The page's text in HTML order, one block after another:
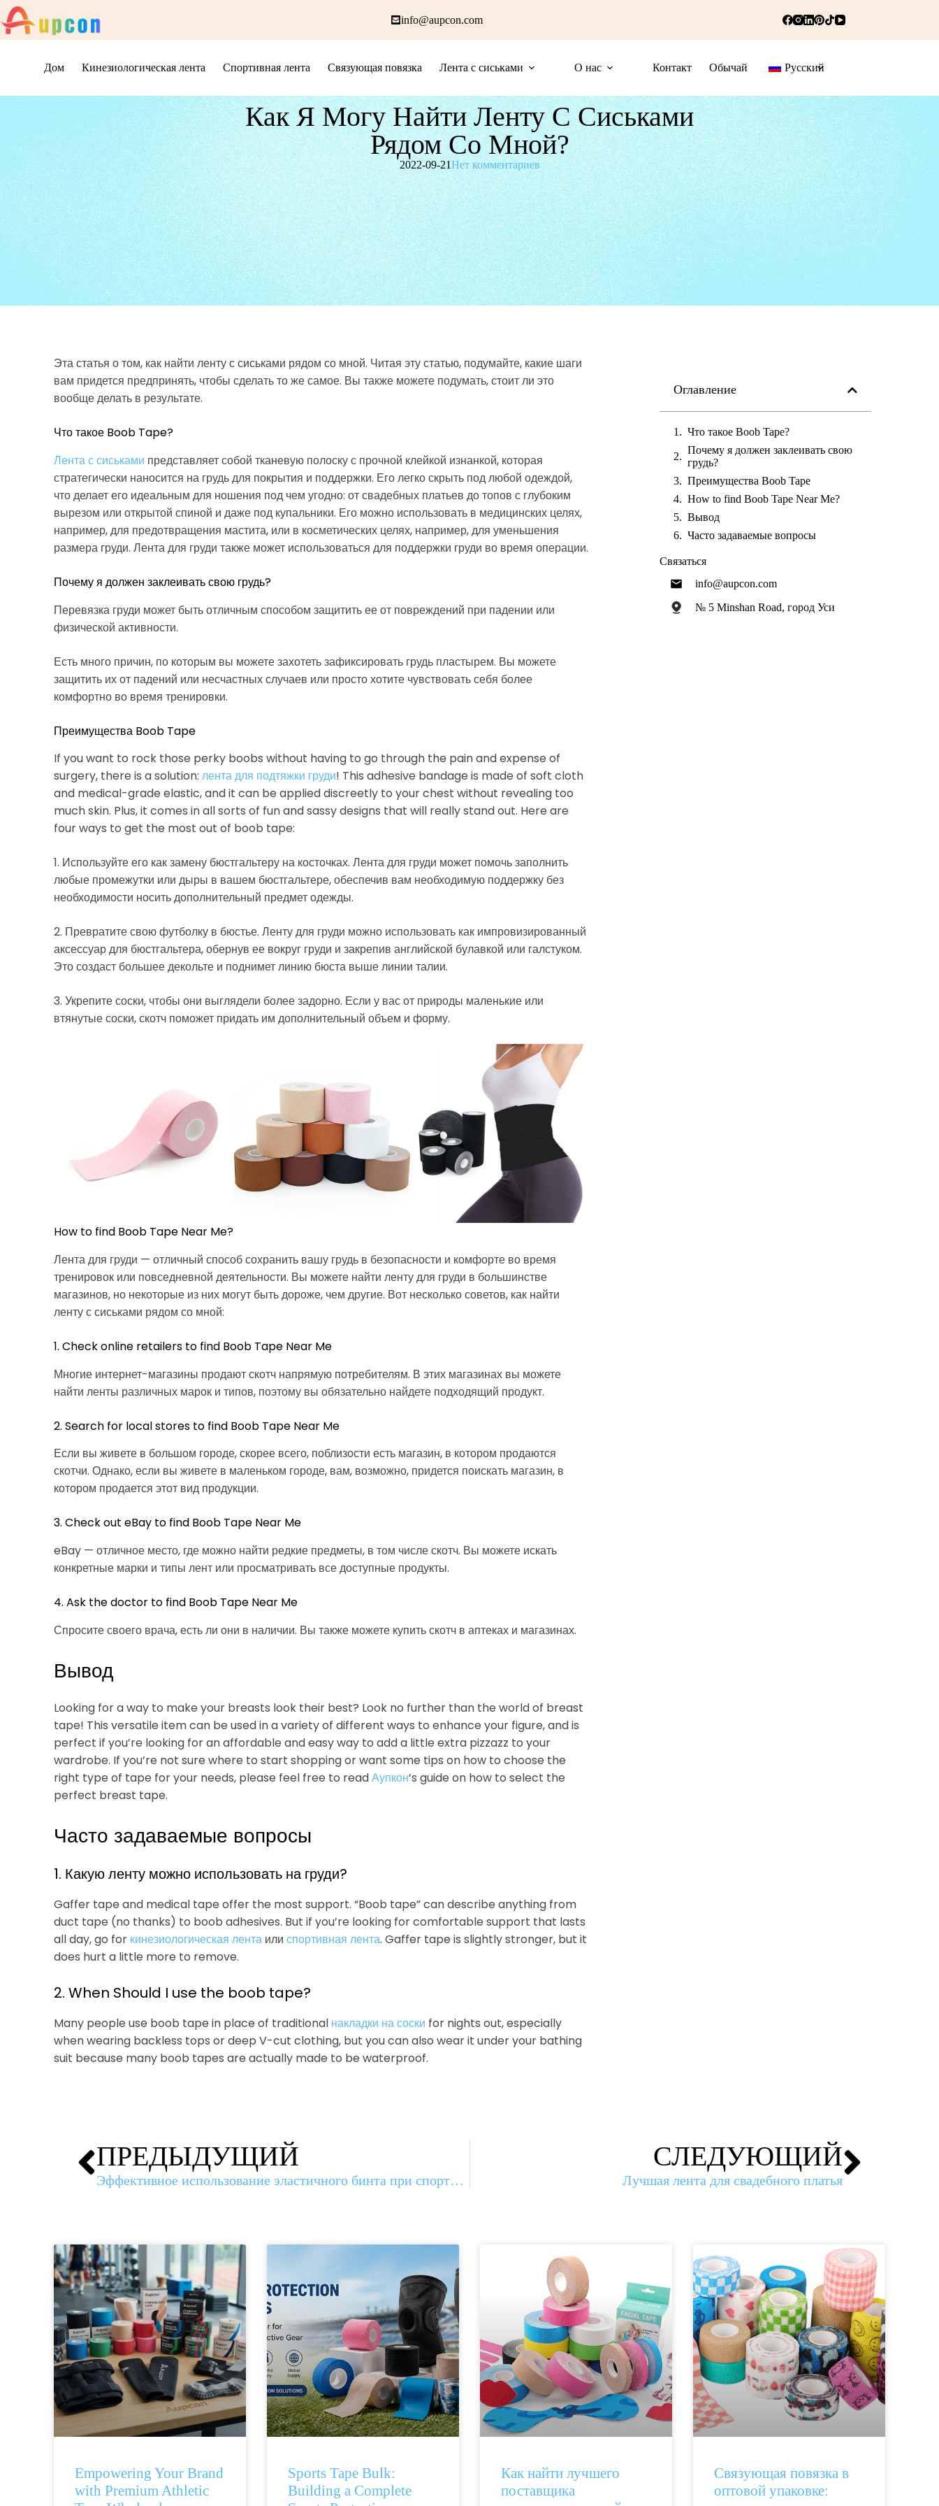
info@aupcon.com
Дом Кинезиологическая лента Спортивная лента Связующая повязка Лента с сиськами О нас Контакт Обычай Русский
Как Я Могу Найти Ленту С Сиськами
Рядом Со Мной?
2022-09-21Нет комментариев
Эта статья о том, как найти ленту с сиськами рядом со мной. Читая эту статью, подумайте, какие шаги
вам придется предпринять, чтобы сделать то же самое. Вы также можете подумать, стоит ли это
вообще делать в результате.
Что такое Boob Tape?
Лента с сиськами представляет собой тканевую полоску с прочной клейкой изнанкой, которая
стратегически наносится на грудь для покрытия и поддержки. Его легко скрыть под любой одеждой,
что делает его идеальным для ношения под чем угодно: от свадебных платьев до топов с глубоким
вырезом или открытой спиной и даже под купальники. Его можно использовать в медицинских целях,
например, для предотвращения мастита, или в косметических целях, например, для уменьшения
размера груди. Лента для груди также может использоваться для поддержки груди во время операции.
Почему я должен заклеивать свою грудь?
Перевязка груди может быть отличным способом защитить ее от повреждений при падении или
физической активности.
Есть много причин, по которым вы можете захотеть зафиксировать грудь пластырем. Вы можете
защитить их от падений или несчастных случаев или просто хотите чувствовать себя более
комфортно во время тренировки.
Преимущества Boob Tape
If you want to rock those perky boobs without having to go through the pain and expense of
surgery, there is a solution:лента для подтяжки груди! This adhesive bandage is made of soft cloth
and medical-grade elastic, and it can be applied discreetly to your chest without revealing too
much skin. Plus, it comes in all sorts of fun and sassy designs that will really stand out. Here are
four ways to get the most out of boob tape:
1. Используйте его как замену бюстгальтеру на косточках. Лента для груди может помочь заполнить
любые промежутки или дыры в вашем бюстгальтере, обеспечив вам необходимую поддержку без
необходимости носить дополнительный предмет одежды.
2. Превратите свою футболку в бюстье. Ленту для груди можно использовать как импровизированный
аксессуар для бюстгальтера, обернув ее вокруг груди и закрепив английской булавкой или галстуком.
Это создаст большее декольте и поднимет линию бюста выше линии талии.
3. Укрепите соски, чтобы они выглядели более задорно. Если у вас от природы маленькие или
втянутые соски, скотч поможет придать им дополнительный объем и форму.
How to find Boob Tape Near Me?
Лента для груди — отличный способ сохранить вашу грудь в безопасности и комфорте во время
тренировок или повседневной деятельности. Вы можете найти ленту для груди в большинстве
магазинов, но некоторые из них могут быть дороже, чем другие. Вот несколько советов, как найти
ленту с сиськами рядом со мной:
1. Check online retailers to find Boob Tape Near Me
Многие интернет-магазины продают скотч напрямую потребителям. В этих магазинах вы можете
найти ленты различных марок и типов, поэтому вы обязательно найдете подходящий продукт.
2. Search for local stores to find Boob Tape Near Me
Если вы живете в большом городе, скорее всего, поблизости есть магазин, в котором продаются
скотчи. Однако, если вы живете в маленьком городе, вам, возможно, придется поискать магазин, в
котором продается этот вид продукции.
3. Check out eBay to find Boob Tape Near Me
eBay — отличное место, где можно найти редкие предметы, в том числе скотч. Вы можете искать
конкретные марки и типы лент или просматривать все доступные продукты.
4. Ask the doctor to find Boob Tape Near Me
Спросите своего врача, есть ли они в наличии. Вы также можете купить скотч в аптеках и магазинах.
Вывод
Looking for a way to make your breasts look their best? Look no further than the world of breast
tape! This versatile item can be used in a variety of different ways to enhance your figure, and is
perfect if you’re looking for an affordable and easy way to add a little extra pizzazz to your
wardrobe. If you’re not sure where to start shopping or want some tips on how to choose the
right type of tape for your needs, please feel free to readАупкон‘s guide on how to select the
perfect breast tape.
Часто задаваемые вопросы
1. Какую ленту можно использовать на груди?
Gaffer tape and medical tape offer the most support. “Boob tape” can describe anything from
duct tape (no thanks) to boob adhesives. But if you’re looking for comfortable support that lasts
all day, go for кинезиологическая лента илиспортивная лента. Gaffer tape is slightly stronger, but it
does hurt a little more to remove.
2. When Should I use the boob tape?
Many people use boob tape in place of traditional накладки на соски for nights out, especially
when wearing backless tops or deep V-cut clothing, but you can also wear it under your bathing
suit because many boob tapes are actually made to be waterproof.
Оглавление
Что такое Boob Tape?
Почему я должен заклеивать свою
грудь?
Преимущества Boob Tape
How to find Boob Tape Near Me?
Вывод
Часто задаваемые вопросы
Связаться
info@aupcon.com
№ 5 Minshan Road, город Уси
ПРЕДЫДУЩИЙ
Эффективное использование эластичного бинта при спортивных травмах
СЛЕДУЮЩИЙ
Лучшая лента для свадебного платья
Empowering Your Brand
with Premium Athletic
Sports Tape Bulk:
Building a Complete
Как найти лучшего
поставщика
Связующая повязка в
оптовой упаковке: